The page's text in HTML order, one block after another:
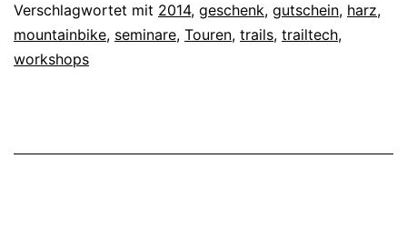
Verschlagwortet mit 2014, geschenk, gutschein, harz,
mountainbike, seminare, Touren, trails, trailtech,
workshops